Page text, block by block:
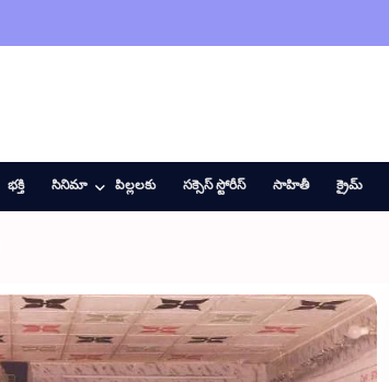
భక్తి సినిమా పిల్లలకు సక్సెస్ స్టోరీస్ సాహితీ క్రైమ్